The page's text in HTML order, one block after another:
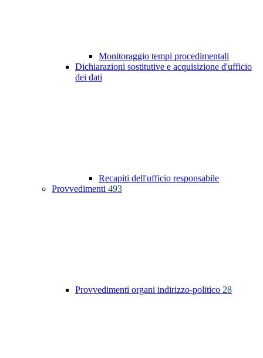
Monitoraggio tempi procedimentali
Dichiarazioni sostitutive e acquisizione d'ufficio
dei dati
Recapiti dell'ufficio responsabile
Provvedimenti 493
Provvedimenti organi indirizzo-politico 28